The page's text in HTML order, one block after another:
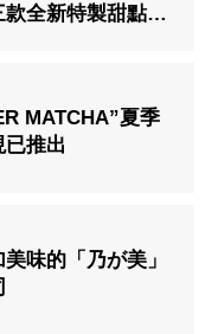
全新特製甜點登
MATCHA”夏季
已推出
味的「乃が美」